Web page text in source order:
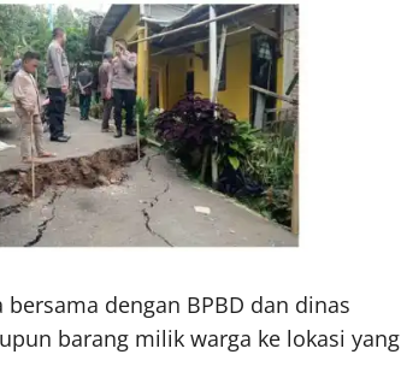
dengan BPBD dan dinas
barang milik warga ke lokasi yang